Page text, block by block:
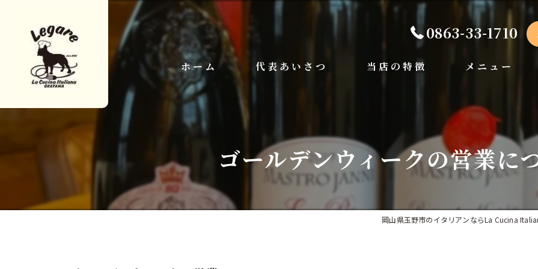
0863-33-1710
ホーム 代表あいさつ 当店の特徴
ペット可
メニュー
ディナー
ドルチェ
ゴールデンウィークの営業に
岡山県玉野市のイタリアンならLa Cucina